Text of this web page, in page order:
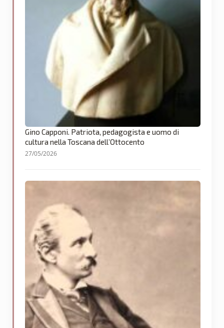
Gino Capponi. Patriota, pedagogista e uomo di
cultura nella Toscana dell’Ottocento
27/05/2026